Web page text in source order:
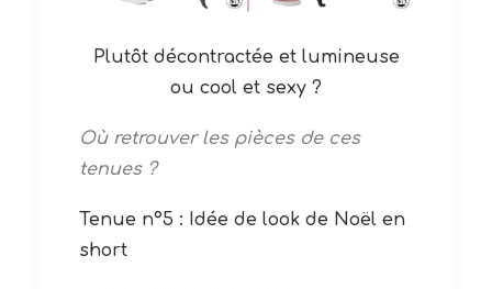
Plutôt décontractée et lumineuse
ou cool et sexy ?
Où retrouver les pièces de ces
tenues ?
Tenue n°5 : Idée de look de Noël en
short